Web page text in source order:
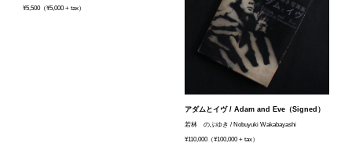
¥5,500（¥5,000 + tax）
アダムとイヴ / Adam and Eve（Signed）
若林 のぶゆき / Nobuyuki Wakabayashi
¥110,000（¥100,000 + tax）